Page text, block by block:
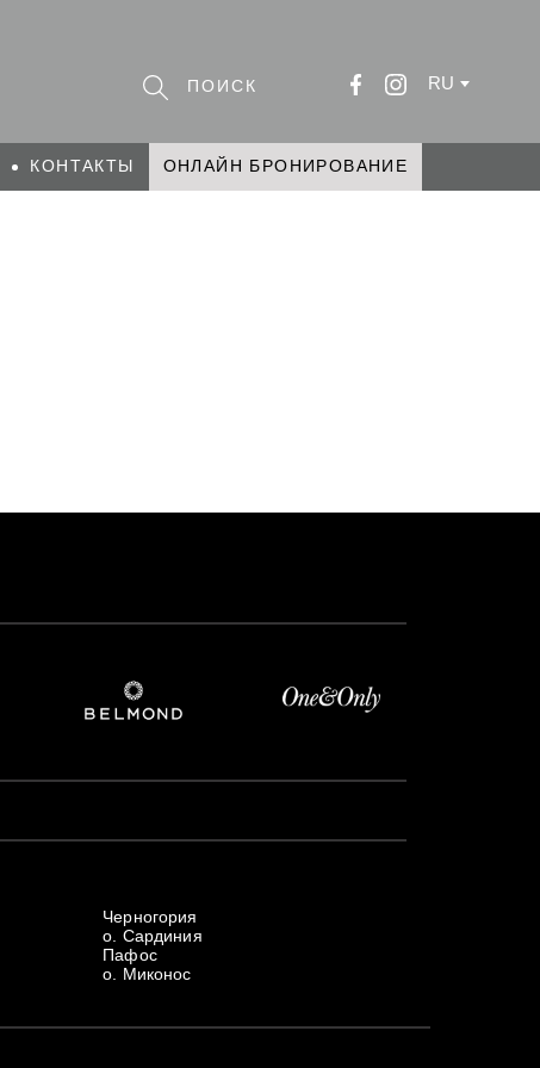
RU
КОНТАКТЫ ОНЛАЙН БРОНИРОВАНИЕ
Черногория
о. Сардиния
Пафос
о. Миконос